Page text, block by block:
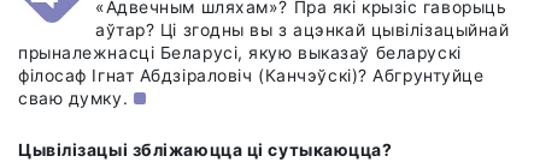
«Адвечным шляхам»? Пра які крызіс гаворыць
аўтар? Ці згодны вы з ацэнкай цывілізацыйнай
прыналежнасці Беларусі, якую выказаў беларускі
філосаф Ігнат Абдзіраловіч (Канчэўскі)? Абгрунтуйце
сваю думку.
Цывілізацыі збліжаюцца ці сутыкаюцца?